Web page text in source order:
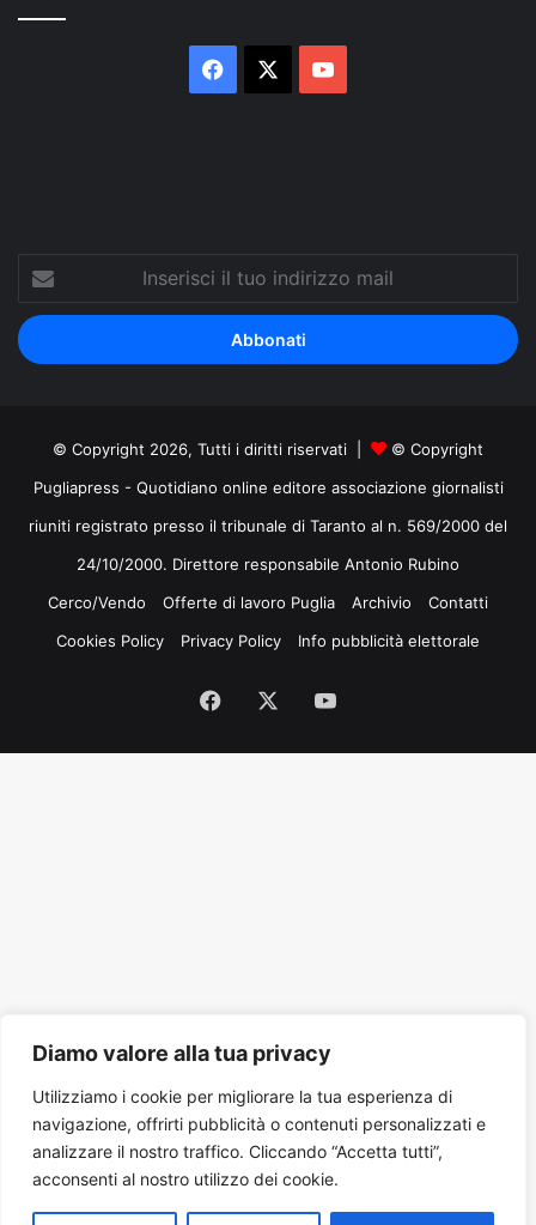
Diamo valore alla tua privacy
Utilizziamo i cookie per migliorare la tua esperienza di
navigazione, offrirti pubblicità o contenuti personalizzati e
analizzare il nostro traffico. Cliccando “Accetta tutti”,
acconsenti al nostro utilizzo dei cookie.
Facebook
tuo
indirizzo
mail
© Copyright 2026, Tutti i diritti riservati |
© Copyright
Pugliapress - Quotidiano online editore associazione giornalisti
riuniti registrato presso il tribunale di Taranto al n. 569/2000 del
24/10/2000. Direttore responsabile Antonio Rubino
Cerco/Vendo
Offerte di lavoro Puglia Archivio
Contatti
Cookies Policy
Privacy Policy Info pubblicità elettorale
Facebook
Tube